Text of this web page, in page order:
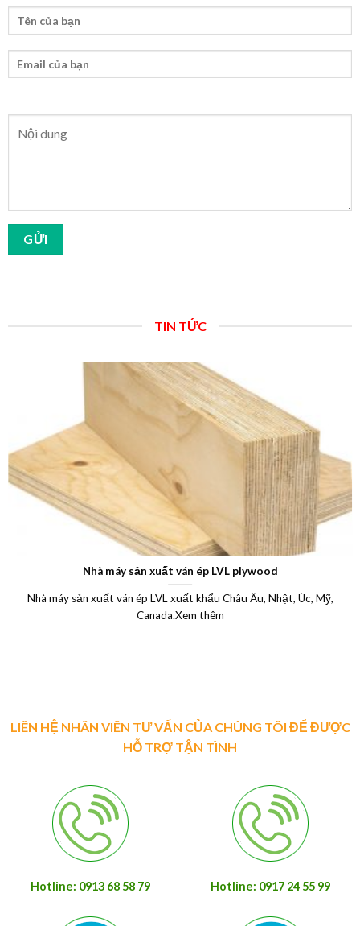
TIN TỨC
Nhà máy sản xuất ván ép LVL plywood
Nhà máy sản xuất ván ép LVL xuất khẩu Châu Âu, Nhật, Úc, Mỹ,
Canada.Xem thêm
LIÊN HỆ NHÂN VIÊN TƯ VẤN CỦA CHÚNG TÔI ĐỂ ĐƯỢC
HỖ TRỢ TẬN TÌNH
Hotline: 0913 68 58 79 Hotline: 0917 24 55 99